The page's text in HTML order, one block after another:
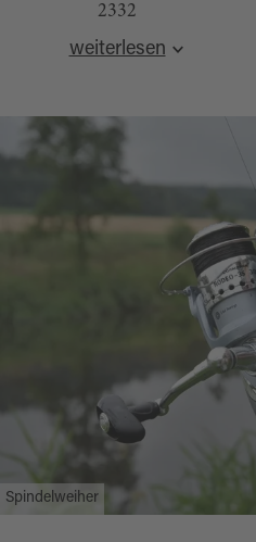
2332
Anneliese Scholze,
Nahkauf
8, 92655
Hagebaumarkt
92637 Weiden, Tel.
Fisherman's
Bayreuth, Tel. +49
Angelsport Weiss,
Sulzbach-
34156444
Tageskarte
Tageskarte Jugendliche
destination.one ,
weiterlesen
Spindelweiher